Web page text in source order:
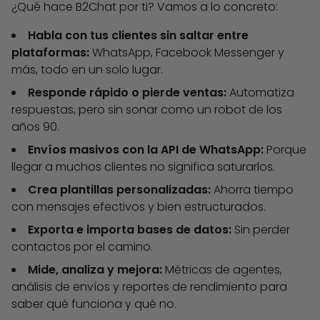
¿Qué hace B2Chat por ti? Vamos a lo concreto:
Habla con tus clientes sin saltar entre
plataformas:WhatsApp, Facebook Messenger y
más, todo en un solo lugar.
Responde rápido o pierde ventas:Automatiza
respuestas, pero sin sonar como un robot de los
años 90.
Envíos masivos con la API de WhatsApp: Porque
llegar a muchos clientes no significa saturarlos.
Crea plantillas personalizadas:Ahorra tiempo
con mensajes efectivos y bien estructurados.
Exporta e importa bases de datos: Sin perder
contactos por el camino.
Mide, analiza y mejora: Métricas de agentes,
análisis de envíos y reportes de rendimiento para
saber qué funciona y qué no.